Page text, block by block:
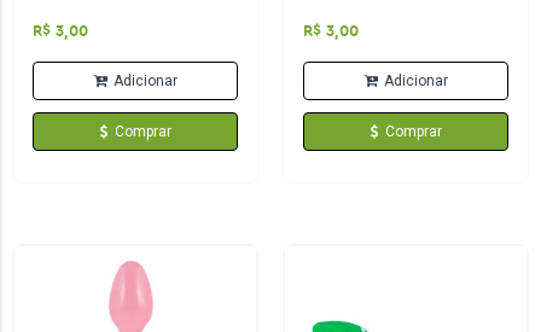
R$ 3,00
Adicionar
Comprar
R$ 3,00
Adicionar
Comprar